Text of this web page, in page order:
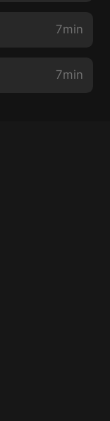
7min
7min